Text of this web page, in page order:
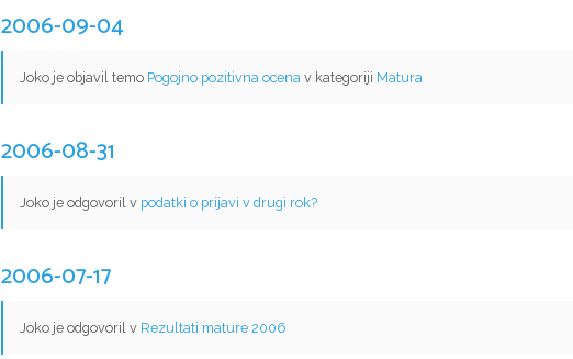
2006-09-04
Joko je objavil temo Pogojno pozitivna ocena v kategoriji Matura
2006-08-31
Joko je odgovoril v podatki o prijavi v drugi rok?
2006-07-17
Joko je odgovoril v Rezultati mature 2006